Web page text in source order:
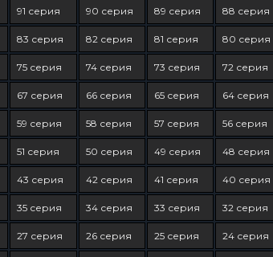
91 серия 90 серия 89 серия 88 серия
83 серия 82 серия 81 серия 80 серия
75 серия 74 серия 73 серия 72 серия
67 серия 66 серия 65 серия 64 серия
59 серия 58 серия 57 серия 56 серия
51 серия 50 серия 49 серия 48 серия
43 серия 42 серия 41 серия 40 серия
35 серия 34 серия 33 серия 32 серия
27 серия 26 серия 25 серия 24 серия